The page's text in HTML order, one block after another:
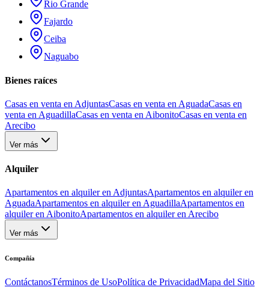
Rio Grande
Fajardo
Ceiba
Naguabo
Bienes raíces
Casas en venta en AdjuntasCasas en venta en AguadaCasas en
venta en AguadillaCasas en venta en AibonitoCasas en venta en
Arecibo
Ver más
Alquiler
Apartamentos en alquiler en AdjuntasApartamentos en alquiler en
AguadaApartamentos en alquiler en AguadillaApartamentos en
alquiler en AibonitoApartamentos en alquiler en Arecibo
Ver más
Compañía
ContáctanosTérminos de UsoPolítica de PrivacidadMapa del Sitio